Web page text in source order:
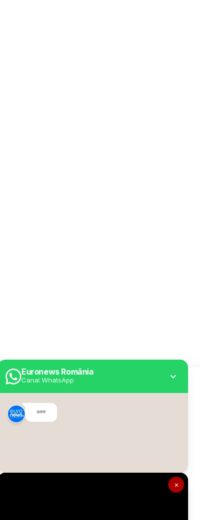
×
Euronews România
Canal WhatsApp
Despre Euronews